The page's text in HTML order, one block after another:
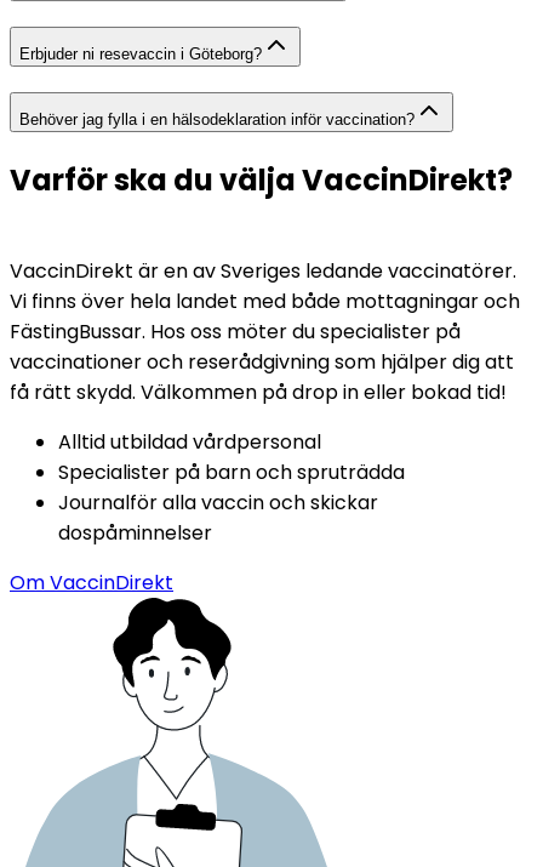
Erbjuder ni resevaccin i Göteborg?
Behöver jag fylla i en hälsodeklaration inför vaccination?
Varför ska du välja VaccinDirekt?
VaccinDirekt är en av Sveriges ledande vaccinatörer.
Vi finns över hela landet med både mottagningar och
FästingBussar. Hos oss möter du specialister på
vaccinationer och reserådgivning som hjälper dig att
få rätt skydd. Välkommen på drop in eller bokad tid!
Alltid utbildad vårdpersonal
Specialister på barn och spruträdda
Journalför alla vaccin och skickar
dospåminnelser
Om VaccinDirekt